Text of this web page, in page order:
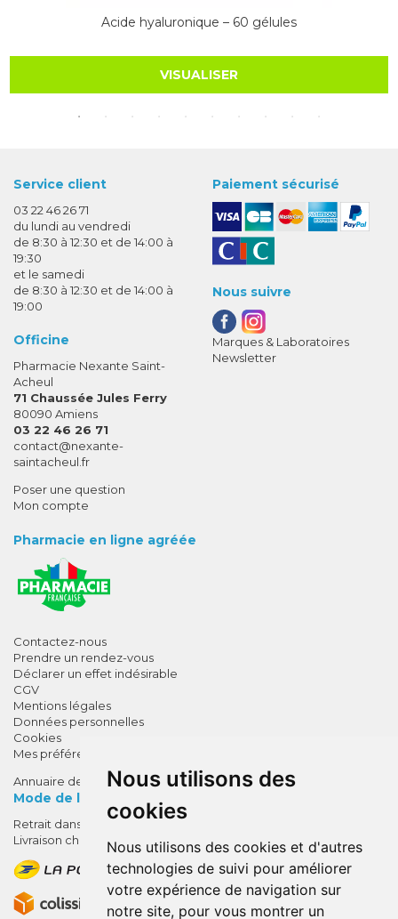
Nous utilisons des
cookies
Nous utilisons des cookies et d'autres
technologies de suivi pour améliorer
votre expérience de navigation sur
notre site, pour vous montrer un
Acide hyaluronique – 60 gélules
VISUALISER
Service client
03 22 46 26 71
du lundi au vendredi
de 8:30 à 12:30 et de 14:00 à
19:30
et le samedi
de 8:30 à 12:30 et de 14:00 à
19:00
Officine
Pharmacie Nexante Saint-
Acheul
71 Chaussée Jules Ferry
80090 Amiens
03 22 46 26 71
contact-
@-
nexante-
saintacheul.fr
Poser une question
Mon compte
Paiement sécurisé
Nous suivre
Marques & Laboratoires
Newsletter
Pharmacie en ligne agréée
Contactez-nous
Prendre un rendez-vous
Déclarer un effet indésirable
CGV
Mentions légales
Données personnelles
Cookies
Mes préférences Cookies
Annuaire des pharmacies
Mode de livraison
Retrait dans la pharmacie
Livraison chez vous
SUR VOTRE 1ÈRE COMMANDE*
AVEC LE CODE
BIENVENUE10